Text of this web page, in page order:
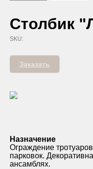
Столбик
SKU:
Заказать
Назначение
Ограждение
парковок.
ансамблях.